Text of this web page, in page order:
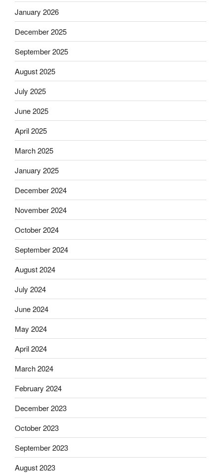
January 2026
December 2025
September 2025
August 2025
July 2025
June 2025
April 2025
March 2025
January 2025
December 2024
November 2024
October 2024
September 2024
August 2024
July 2024
June 2024
May 2024
April 2024
March 2024
February 2024
December 2023
October 2023
September 2023
August 2023